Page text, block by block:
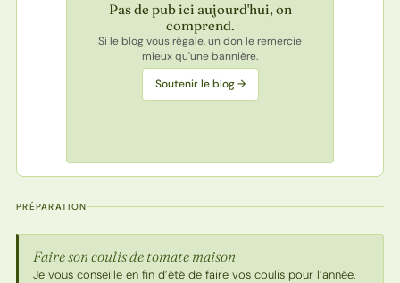
Pas de pub ici aujourd'hui, on
comprend.
Si le blog vous régale, un don le remercie
mieux qu'une bannière.
Soutenir le blog →
PRÉPARATION
Faire son coulis de tomate maison
Je vous conseille en fin d’été de faire vos coulis pour l’année.